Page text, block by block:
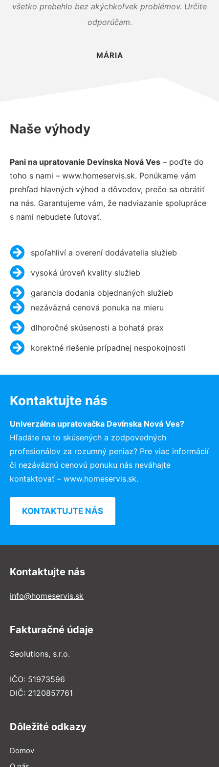
všetko prebehlo bez akýchkoľvek problémov. Určite
odporúčam.
MÁRIA
Naše výhody
Pani na upratovanie Devínska Nová Ves – poďte do
toho s nami – www.homeservis.sk. Ponúkame vám
prehľad hlavných výhod a dôvodov, prečo sa obrátiť
na nás. Garantujeme vám, že nadviazanie spolupráce
s nami nebudete ľutovať.
spoľahliví a overení dodávatelia služieb
vysoká úroveň kvality služieb
garancia dodania objednaných služieb
nezáväzná cenová ponuka na mieru
dlhoročné skúsenosti a bohatá prax
korektné riešenie prípadnej nespokojnosti
Kontaktujte nás
Univerzálna upratovačka Devínska Nová Ves?
Hľadáte na to skúsených a zodpovedných
profesionálov za rozumný peniaz? Pre viac informácií
či nezáväznú cenovú ponuku nás neváhajte
kontaktovať – www.homeservis.sk.
KONTAKTUJTE NÁS
Kontaktujte nás
info@homeservis.sk
Fakturačné údaje
Seolutions, s.r.o.
IČO: 51973596
DIČ: 2120857761
Dôležité odkazy
Domov